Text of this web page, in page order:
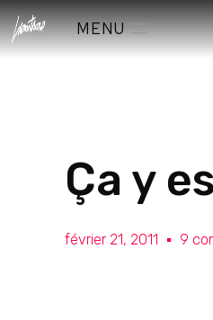
MENU
Ça y
février 21, 2011 9